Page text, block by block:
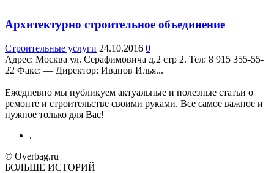
Архитектурно строительное объединение
Строительные услуги 24.10.2016 0
Адрес: Москва ул. Серафимовича д.2 стр 2. Teл: 8 915 355-55-
22 Факс: — Директор: Иванов Илья...
Ежедневно мы публикуем актуальные и полезные статьи о
ремонте и строительстве своими руками. Все самое важное и
нужное только для Вас!
.
© Overbag.ru
БОЛЬШЕ ИСТОРИЙ